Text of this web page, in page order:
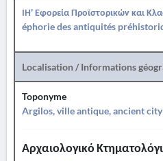
ΙΗ' Εφορεία Προϊστορικών και
éphorie des antiquités
Localisation / Informations
Toponyme
Argilos, ville antique, ancient city
Αρχαιολογικό